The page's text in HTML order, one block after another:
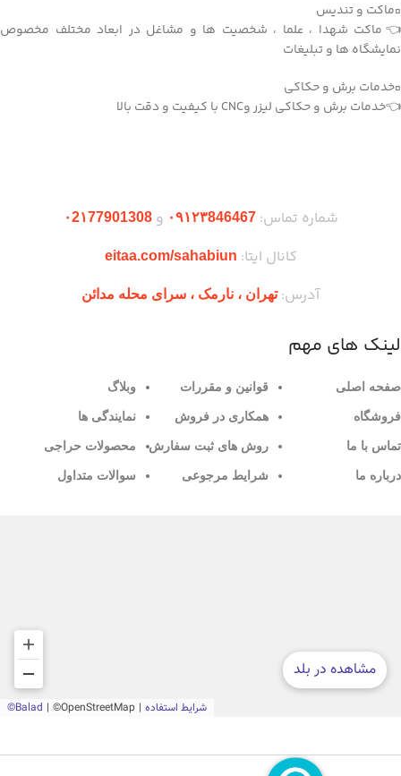
▫️ماکت و تندیس
👈ماکت شهدا ، علما ، شخصیت ها و مشاغل در ابعاد مختلف مخصوص
نمایشگاه ها و تبلیغات
▫️خدمات برش و حکاکی
👈خدمات برش و حکاکی لیزر وCNC با کیفیت و دقت بالا
شماره تماس:۰۹۱۲۳846467 و۰2۱77901308
کانال ایتا: eitaa.com/sahabiun
آدرس:تهران ،‌ نارمک ، سرای محله مدائن
لینک های مهم
صفحه اصلی
فروشگاه
تماس با ما
درباره ما
قوانین و مقررات
همکاری در فروش
روش های ثبت سفارش
شرایط مرجوعی
وبلاگ
نمایندگی ها
محصولات حراجی
سوالات متداول